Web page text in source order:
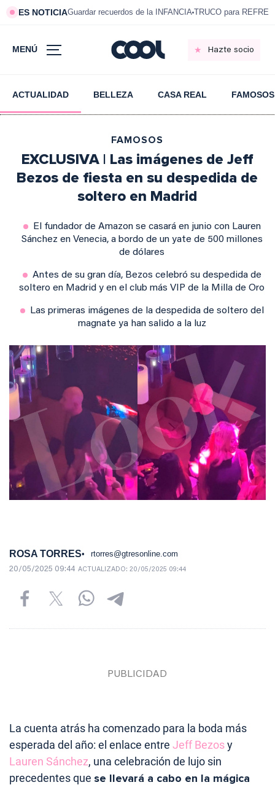
ES NOTICIAGuardar recuerdos de la INFANCIA TRUCO para
MENÚ Hazte socio
ACTUALIDAD BELLEZA CASA REAL FAMOSOS
FAMOSOS
EXCLUSIVA | Las imágenes de Jeff
Bezos de fiesta en su despedida de
soltero en Madrid
El fundador de Amazon se casará en junio con Lauren
Sánchez en Venecia, a bordo de un yate de 500 millones
de dólares
Antes de su gran día, Bezos celebró su despedida de
soltero en Madrid y en el club más VIP de la Milla de Oro
Las primeras imágenes de la despedida de soltero del
magnate ya han salido a la luz
ROSA TORRES rtorres@gtresonline.com
20/05/2025 09:44 ACTUALIZADO: 20/05/2025 09:44
La cuenta atrás ha comenzado para la boda más
esperada del año: el enlace entre Jeff Bezosy
Lauren Sánchez, una celebración de lujo sin
precedentes que se llevará a cabo en la mágica